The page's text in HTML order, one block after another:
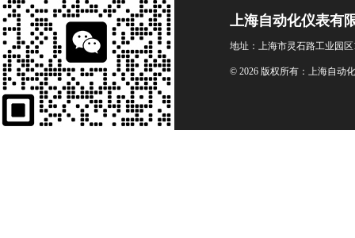
上海自动化仪表有
地址：上海市灵石路工业园区
© 2026 版权所有：上海自动